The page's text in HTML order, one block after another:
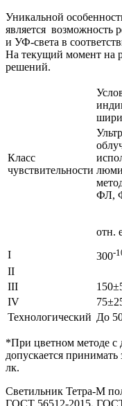
Уникальной
является возможность
и УФ-света в
На текущий момент на
решений.
Класс
чувствительности
ФЛ,
отн.
I
300-
II
III
IV
Технологический До
*При цветном методе
допускается принимать
лк.
Светильник Тетра-М
ГОСТ 56512-2015,